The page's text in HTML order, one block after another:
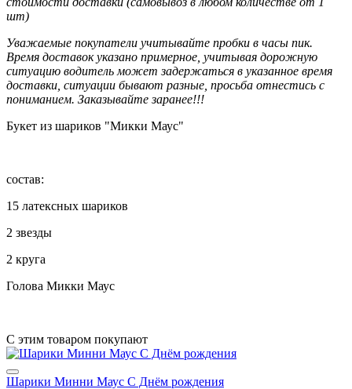
шт)
Уважаемые покупатели учитывайте пробки в часы пик.
Время доставок указано примерное, учитывая дорожную
ситуацию водитель может задержаться в указанное время
доставки, ситуации бывают разные, просьба отнестись с
пониманием. Заказывайте заранее!!!
Букет из шариков "Микки Маус"
состав:
15 латексных шариков
2 звезды
2 круга
Голова Микки Маус
С этим товаром покупают
Шарики Минни Маус С Днём рождения